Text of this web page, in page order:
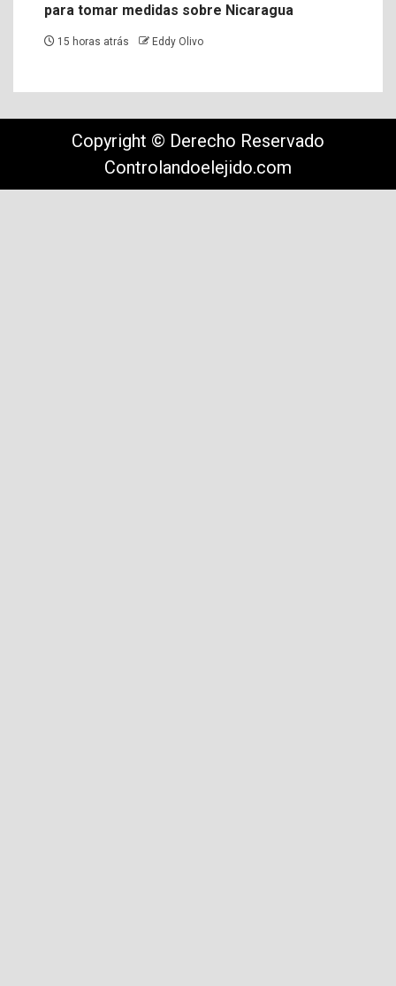
para tomar medidas sobre Nicaragua
15 horas atrás Eddy Olivo
Copyright © Derecho Reservado
Controlandoelejido.com